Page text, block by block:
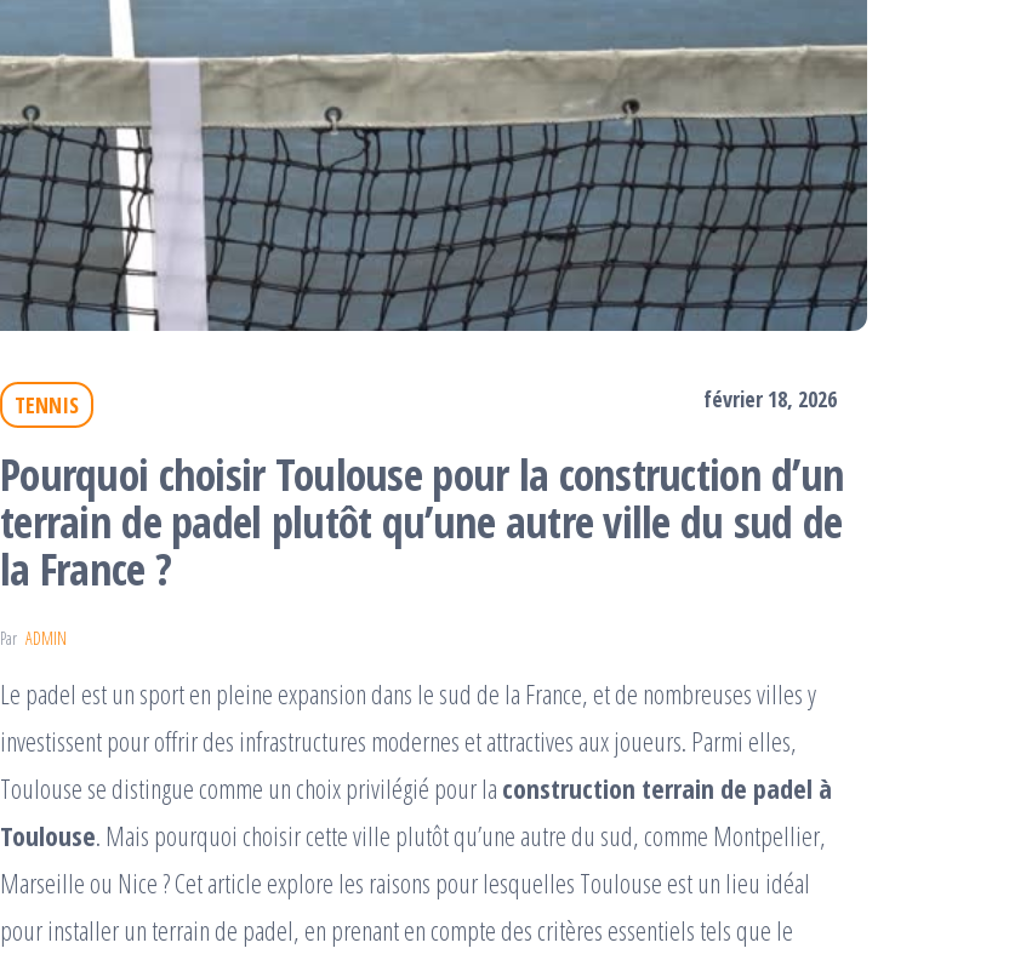
TENNIS février 18, 2026
Pourquoi choisir Toulouse pour la construction d’un
terrain de padel plutôt qu’une autre ville du sud de
la France ?
Par ADMIN
Le padel est un sport en pleine expansion dans le sud de la France, et de nombreuses villes y
investissent pour offrir des infrastructures modernes et attractives aux joueurs. Parmi elles,
Toulouse se distingue comme un choix privilégié pour la construction terrain de padel à
Toulouse. Mais pourquoi choisir cette ville plutôt qu’une autre du sud, comme Montpellier,
Marseille ou Nice ? Cet article explore les raisons pour lesquelles Toulouse est un lieu idéal
pour installer un terrain de padel, en prenant en compte des critères essentiels tels que le